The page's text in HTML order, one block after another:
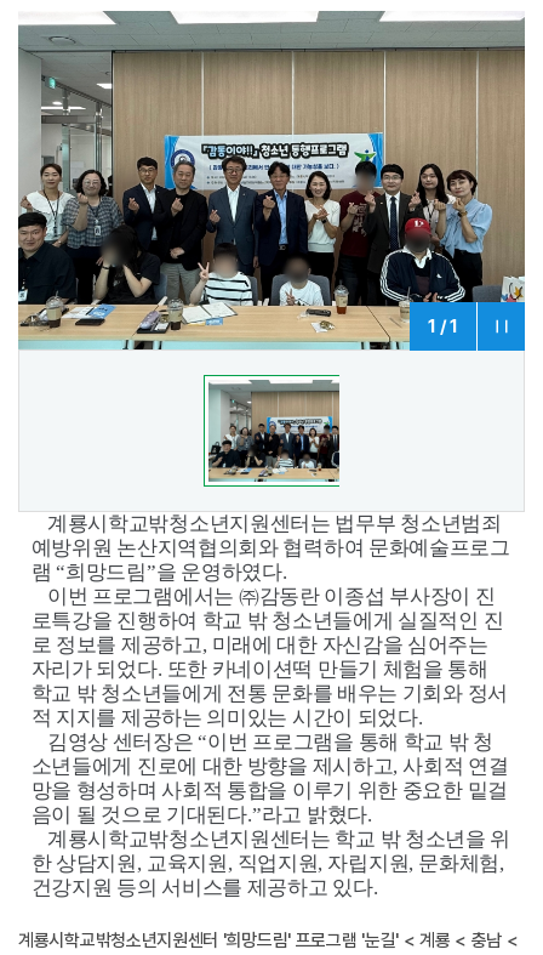
1 /1
계룡시학교밖청소년지원센터는 법무부 청소년범죄
예방위원 논산지역협의회와 협력하여 문화예술프로그
램“희망드림”을 운영하였다.
이번 프로그램에서는 ㈜감동란 이종섭 부사장이 진
로특강을 진행하여 학교 밖 청소년들에게 실질적인 진
로 정보를 제공하고, 미래에 대한 자신감을 심어주는
자리가 되었다. 또한 카네이션떡 만들기 체험을 통해
학교 밖 청소년들에게 전통 문화를 배우는 기회와 정서
적 지지를 제공하는 의미있는 시간이 되었다.
김영상 센터장은“이번 프로그램을 통해 학교 밖 청
소년들에게 진로에 대한 방향을 제시하고,사회적 연결
망을 형성하며 사회적 통합을 이루기 위한 중요한 밑걸
음이 될 것으로 기대된다.”라고 밝혔다.
계룡시학교밖청소년지원센터는 학교 밖 청소년을 위
한 상담지원 , 교육지원 , 직업지원, 자립지원, 문화체험,
건강지원 등의 서비스를 제공하고 있다.
계룡시학교밖청소년지원센터 '희망드림' 프로그램 '눈길' < 계룡 < 충남 <